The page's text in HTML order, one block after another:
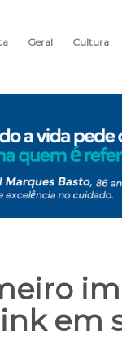
Geral Cultura
em